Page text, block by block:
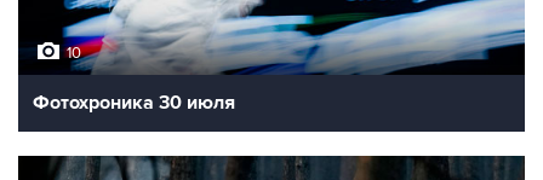
10
Фотохроника 30 июля